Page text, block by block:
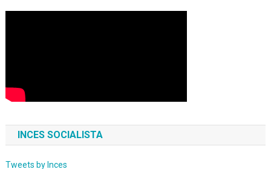
INCES SOCIALISTA
Tweets by Inces